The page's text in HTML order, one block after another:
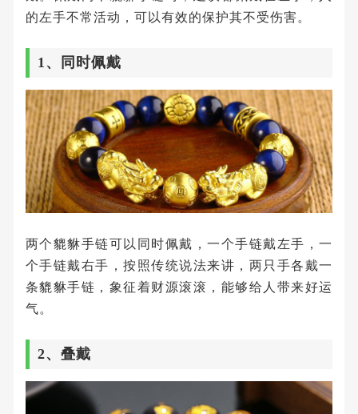
的左手不常活动，可以有效的保护其不受伤害。
1、同时佩戴
两个貔貅手链可以同时佩戴，一个手链戴左手，一
个手链戴右手，按照传统说法来讲，两只手各戴一
条貔貅手链，象征着财源滚滚，能够给人带来好运
气。
2、叠戴